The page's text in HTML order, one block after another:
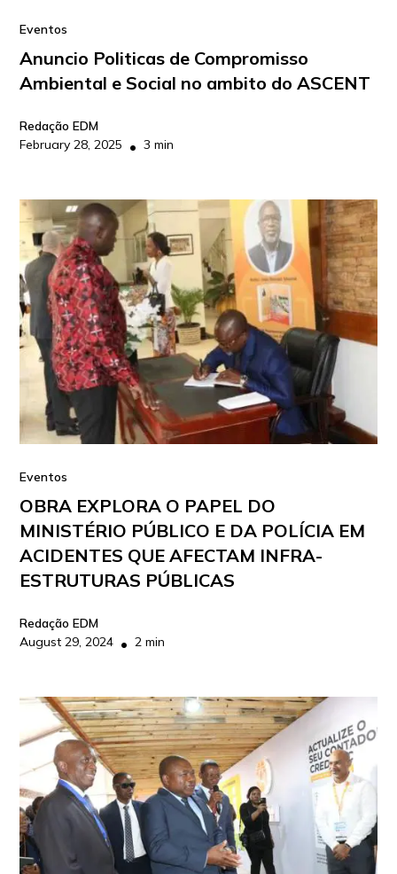
Eventos
Anuncio Politicas de Compromisso
Ambiental e Social no ambito do ASCENT
Redação EDM
February 28, 2025 • 3 min
Eventos
OBRA EXPLORA O PAPEL DO
MINISTÉRIO PÚBLICO E DA POLÍCIA EM
ACIDENTES QUE AFECTAM INFRA-
ESTRUTURAS PÚBLICAS
Redação EDM
August 29, 2024 • 2 min